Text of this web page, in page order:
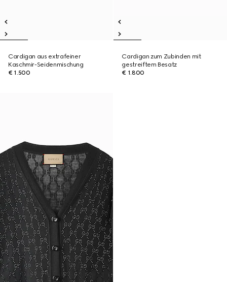
Cardigan aus extrafeiner
Kaschmir-Seidenmischung
€ 1.500
Cardigan zum Zubinden mit
gestreiftem Besatz
€ 1.800